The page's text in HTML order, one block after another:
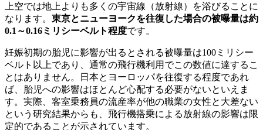
上空では地上よりも多くの宇宙線（放射線）を浴びることに
なります。 東京とニューヨークを往復した場合の被曝量は約
0.1～0.16ミリシーベルト程度です。
妊娠初期の胎児に影響が出るとされる被曝量は100ミリシー
ベルト以上であり、通常の飛行機利用でこの数値に達するこ
とはありません。日本とヨーロッパを往復する程度であれ
ば、胎児への影響はほとんど心配する必要がないといえま
す。実際、客室乗務員の流産率が他の職業の女性と大差ない
という研究結果からも、飛行機搭乗による放射線の影響は限
定的であることが示されています。